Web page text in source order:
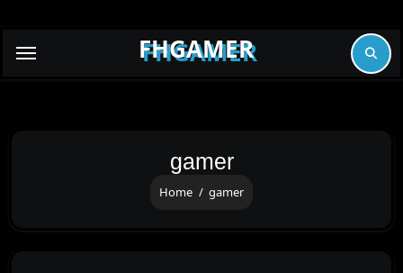
FHGAMER
gamer
Home gamer